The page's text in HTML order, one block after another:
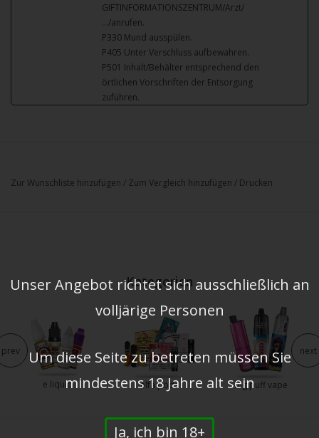
GIFTINFORMATIONSZENTRUM/Arzt/
…/anrufen.
P330 Mund ausspülen.
P405 Unter Verschluss aufbewahren.
P501 Inhalt/Behälter entsprechend den
örtlichen Vorschriften der Entsorgung
zuführen.
Zur Wunschliste hinzufügen / Zum Vergleich hinzufügen / Drucken
Kategorien
e liquid elfa pods big puff vape
prev next
Unser Angebot richtet sich ausschließlich an
volljärige Personen
Um diese Seite zu betreten müssen Sie
mindestens 18 Jahre alt sein
Ja, ich bin 18+